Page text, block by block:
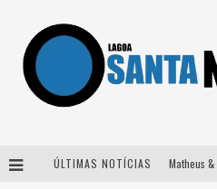
ÚLTIMAS NOTÍCIAS